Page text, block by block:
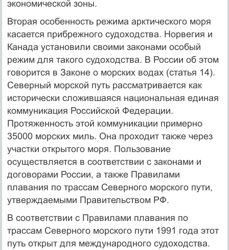
экономической зоны.
Вторая особенность режима арктического моря
касается прибрежного судоходства. Норвегия и
Канада установили своими законами особый
режим для такого судоходства. В России об этом
говорится в Законе о морских водах (статья 14).
Северный морской путь рассматривается как
исторически сложившаяся национальная единая
коммуникация Российской Федерации.
Протяженность этой коммуникации примерно
35000 морских миль. Она проходит также через
участки открытого моря. Пользование
осуществляется в соответствии с законами и
договорами России, а также Правилами
плавания по трассам Северного морского пути,
утверждаемыми Правительством РФ.
В соответствии с Правилами плавания по
трассам Северного морского пути 1991 года этот
путь открыт для международного судоходства.